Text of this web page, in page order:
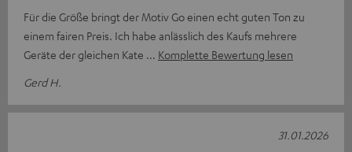
Für die Größe bringt der Motiv Go einen echt guten Ton zu
einem fairen Preis. Ich habe anlässlich des Kaufs mehrere
Geräte der gleichen Kate
Komplette Bewertung lesen
Gerd H.
31.01.2026